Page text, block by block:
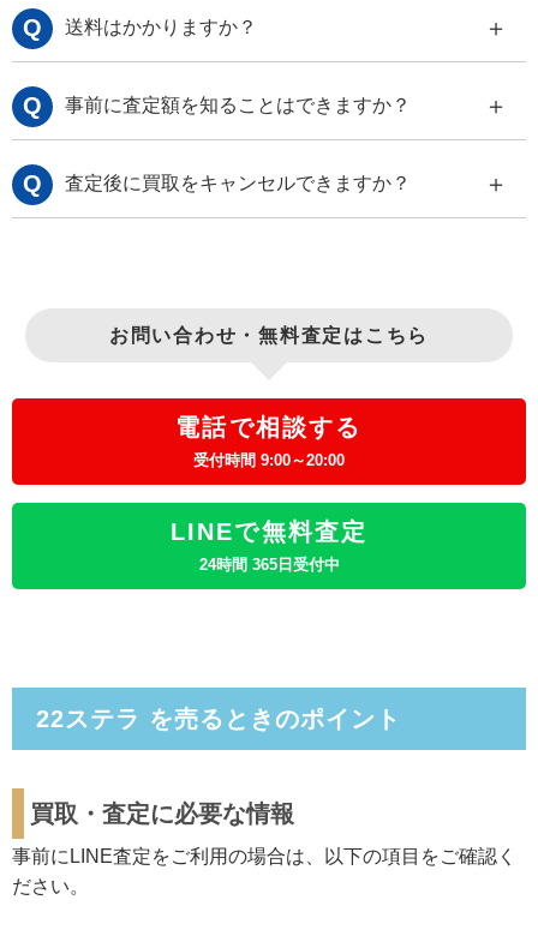
Q 送料はかかりますか？
Q 事前に査定額を知ることはできますか？
Q 査定後に買取をキャンセルできますか？
お問い合わせ・無料査定はこちら
電話で相談する
受付時間 9:00～20:00
LINEで無料査定
24時間 365日受付中
22ステラ を売るときのポイント
買取・査定に必要な情報
事前にLINE査定をご利用の場合は、以下の項目をご確認く
ださい。